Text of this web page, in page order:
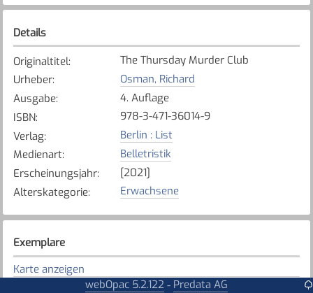
Details
Originaltitel:
The Thursday Murder Club
Urheber:
Osman, Richard
Ausgabe:
4. Auflage
ISBN:
978-3-471-36014-9
Verlag:
Berlin : List
Medienart:
Belletristik
Erscheinungsjahr:
[2021]
Alterskategorie: Erwachsene
Exemplare
Karte anzeigen
webOpac 5.2.122 - Predata AG